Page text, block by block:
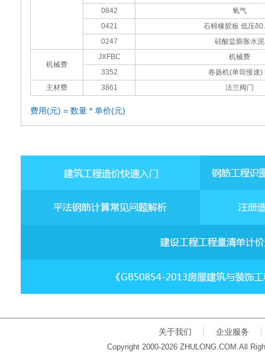
0842
氧气
0421
石棉橡胶板 低压
0247
硅酸盐膨胀水泥
机械费
JXFBC
机械费
3352
卷扬机(单筒慢速)
主材费
3861 法兰阀门
费用(元) = 数量 * 单价(元)
关于我们 企业服务
Copyright 2000-2026 ZHULONG.COM.All